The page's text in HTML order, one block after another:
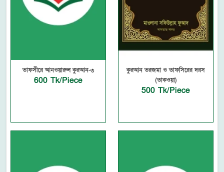
তাফসীরে আনওয়ারুল কুরআন-৩
600 Tk/Piece
কুরআন তরজমা ও তাফসিরের দরস
(তাকওয়া)
500 Tk/Piece